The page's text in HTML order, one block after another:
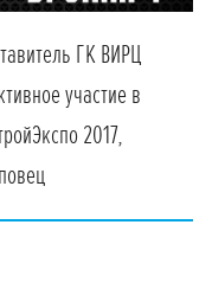
ГК ВИРЦ
участие в
2017,